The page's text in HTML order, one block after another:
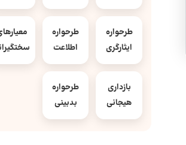
طرحواره
ایثارگری
طرحواره
اطلاعت
بازداری
هیجانی
طرحواره
بدبینی